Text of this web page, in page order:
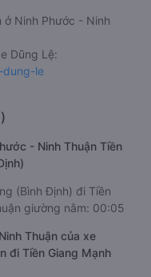
ở Ninh Phước - Ninh
Dũng Lệ:
dung-le
- Ninh Thuận Tiền
(Bình Định) đi Tiền
giường nằm: 00:05
Thuận của xe
đi Tiền Giang Mạnh